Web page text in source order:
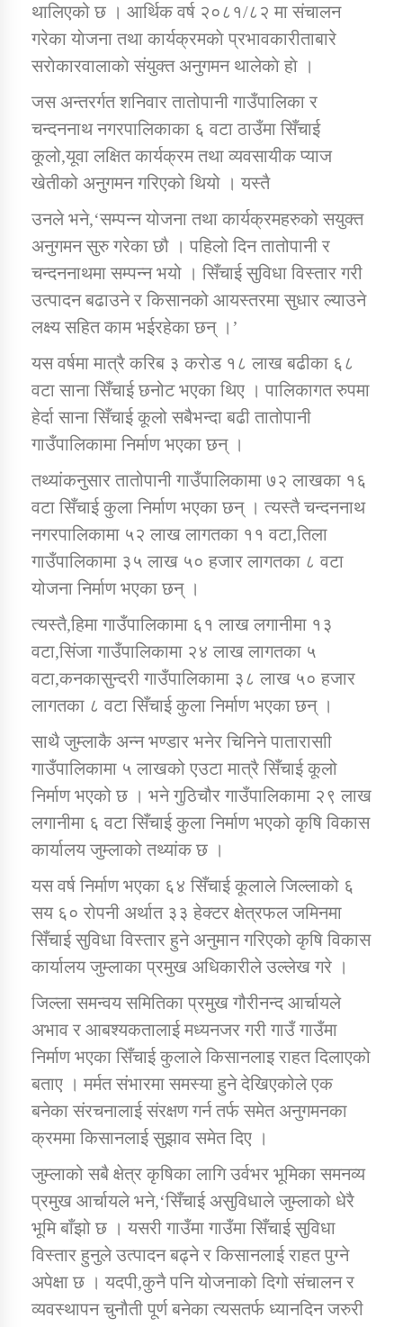
तातोपानी गाउँपालिकाको न्यायिक समिति सम्बन्धी सन्देश
तातोपानी गाउँपालिका जुम्लाको महिला तथा लैङ्गिक हिंसा
सम्बन्धी सूचना सन्देश
तातोपानी गाउँपालिका जुम्लाको महिनावारी सम्बन्धिकाे
सन्देश
तातोपानी गाउँपालिका जुम्लाको बालविवाह सन्देश
तातोपानी गाउँपालिका जुम्लाको सूचना
तातोपानी गाउँपालिका जुम्लाको सूचना
थालिएको छ । आर्थिक वर्ष २०८१/८२ मा संचालन
गरेका याेजना तथा कार्यक्रमकाे प्रभावकारीताबारे
सराेकारवालाकाे संयुक्त अनुगमन थालेकाे हाे ।
जस अन्तरर्गत शनिवार तातोपानी गाउँपालिका र
चन्दननाथ नगरपालिकाका ६ वटा ठाउँमा सिँचाई
कूलो,यूवा लक्षित कार्यक्रम तथा व्यवसायीक प्याज
खेतीको अनुगमन गरिएको थियो । यस्तै
उनले भने,‘सम्पन्न योजना तथा कार्यक्रमहरुको सयुक्त
अनुगमन सुरु गरेका छौ । पहिलो दिन तातोपानी र
चन्दननाथमा सम्पन्न भयो । सिँचाई सुविधा विस्तार गरी
उत्पादन बढाउने र किसानको आयस्तरमा सुधार ल्याउने
लक्ष्य सहित काम भईरहेका छन् ।’
यस वर्षमा मात्रै करिब ३ करोड १८ लाख बढीका ६८
वटा साना सिँचाई छनोट भएका थिए । पालिकागत रुपमा
हेर्दा साना सिँचाई कूलो सबैभन्दा बढी तातोपानी
गाउँपालिकामा निर्माण भएका छन् ।
तथ्यांकनुसार तातोपानी गाउँपालिकामा ७२ लाखका १६
वटा सिँचाई कुला निर्माण भएका छन् । त्यस्तै चन्दननाथ
नगरपालिकामा ५२ लाख लागतका ११ वटा,तिला
गाउँपालिकामा ३५ लाख ५० हजार लागतका ८ वटा
योजना निर्माण भएका छन् ।
त्यस्तै,हिमा गाउँपालिकामा ६१ लाख लगानीमा १३
वटा,सिंजा गाउँपालिकामा २४ लाख लागतका ५
वटा,कनकासुन्दरी गाउँपालिकामा ३८ लाख ५० हजार
लागतका ८ वटा सिँचाई कुला निर्माण भएका छन् ।
साथै जुम्लाकै अन्न भण्डार भनेर चिनिने पातारासाी
गाउँपालिकामा ५ लाखको एउटा मात्रै सिँचाई कूलो
निर्माण भएको छ । भने गुठिचौर गाउँपालिकामा २९ लाख
लगानीमा ६ वटा सिँचाई कुला निर्माण भएको कृषि विकास
कार्यालय जुम्लाको तथ्यांक छ ।
यस वर्ष निर्माण भएका ६४ सिँचाई कूलाले जिल्लाको ६
सय ६० रोपनी अर्थात ३३ हेक्टर क्षेत्रफल जमिनमा
सिँचाई सुविधा विस्तार हुने अनुमान गरिएको कृषि विकास
कार्यालय जुम्लाका प्रमुख अधिकारीले उल्लेख गरे ।
जिल्ला समन्वय समितिका प्रमुख गौरीनन्द आर्चायले
अभाव र आबश्यकतालाई मध्यनजर गरी गाउँ गाउँमा
निर्माण भएका सिँचाई कुलाले किसानलाइ राहत दिलाएको
बताए । मर्मत संभारमा समस्या हुने देखिएकोले एक
बनेका संरचनालाई संरक्षण गर्न तर्फ समेत अनुगमनका
क्रममा किसानलाई सुझाव समेत दिए ।
जुम्लाको सबै क्षेत्र कृषिका लागि उर्वभर भूमिका समनव्य
प्रमुख आर्चायले भने,‘सिँचाई असुविधाले जुम्लाको धेरै
भूमि बाँझो छ । यसरी गाउँमा गाउँमा सिँचाई सुविधा
विस्तार हुनुले उत्पादन बढ्ने र किसानलाई राहत पुग्ने
अपेक्षा छ । यदपी,कुनै पनि योजनाको दिगो संचालन र
व्यवस्थापन चुनौती पूर्ण बनेका त्यसतर्फ ध्यानदिन जरुरी